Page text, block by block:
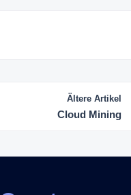
Ältere Artikel
Cloud Mining